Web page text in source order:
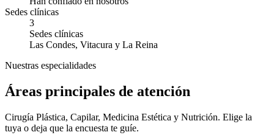
Sedes clínicas
3
Sedes clínicas
Las Condes, Vitacura y La Reina
Nuestras especialidades
Áreas principales de atención
Cirugía Plástica, Capilar, Medicina Estética y Nutrición. Elige la
tuya o deja que la encuesta te guíe.